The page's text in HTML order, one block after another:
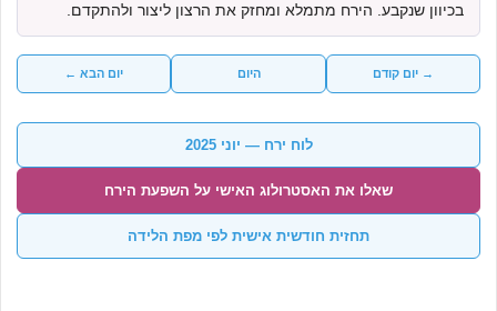
בכיוון שנקבע. הירח מתמלא ומחזק את הרצון ליצור ולהתקדם.
→ יום קודם היום יום הבא ←
לוח ירח — יוני 2025
שאלו את האסטרולוג האישי על השפעת הירח
תחזית חודשית אישית לפי מפת הלידה